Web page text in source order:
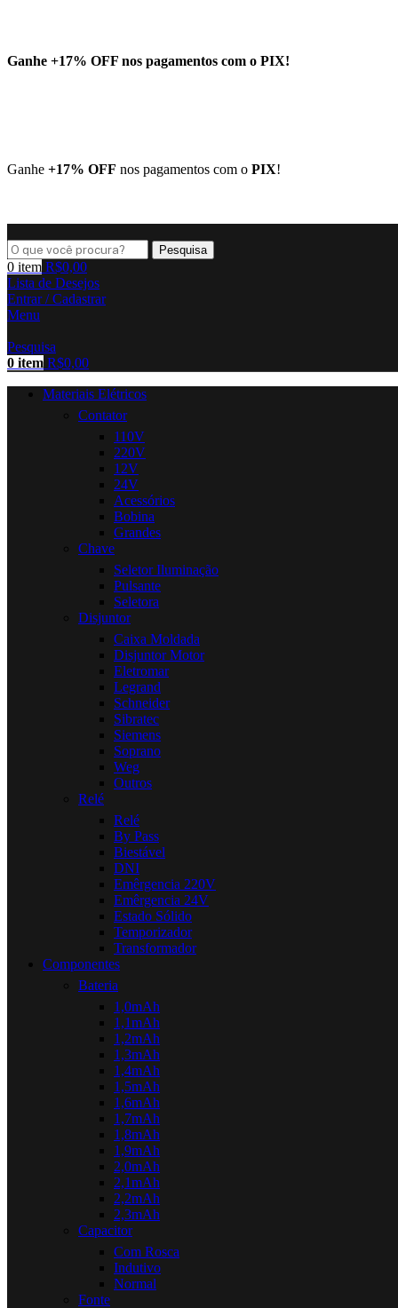
Ganhe +17% OFF nos pagamentos com o PIX!
Ganhe +17% OFF nos pagamentos com o PIX!
Pesquisa
0 item R$0,00
Lista de Desejos
Entrar / Cadastrar
Menu
Pesquisa
0 item R$0,00
Materiais Elétricos
Contator
110V
220V
12V
24V
Acessórios
Bobina
Grandes
Chave
Seletor Iluminação
Pulsante
Seletora
Disjuntor
Caixa Moldada
Disjuntor Motor
Eletromar
Legrand
Schneider
Sibratec
Siemens
Soprano
Weg
Outros
Relé
Relé
By Pass
Biestável
DNI
Emêrgencia 220V
Emêrgencia 24V
Estado Sólido
Temporizador
Transformador
Componentes
Bateria
1,0mAh
1,1mAh
1,2mAh
1,3mAh
1,4mAh
1,5mAh
1,6mAh
1,7mAh
1,8mAh
1,9mAh
2,0mAh
2,1mAh
2,2mAh
2,3mAh
Capacitor
Com Rosca
Indutivo
Normal
Fonte